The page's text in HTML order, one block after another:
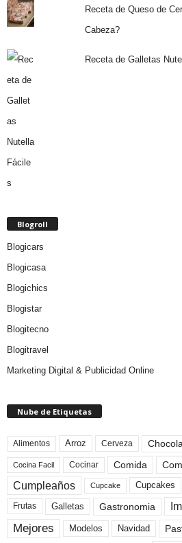
Receta de Queso de
Cabeza?
Receta de Galletas
Blogroll
Blogicars
Blogicasa
Blogichics
Blogistar
Blogitecno
Blogitravel
Marketing Digital & Publicidad Online
Nube de Etiquetas
Alimentos Arroz Cerveza
Cocina Facil Cocinar Comida
Cumpleaños Cupcake Cupcakes
Frutas Galletas Gastronomia
Mejores Modelos Navidad